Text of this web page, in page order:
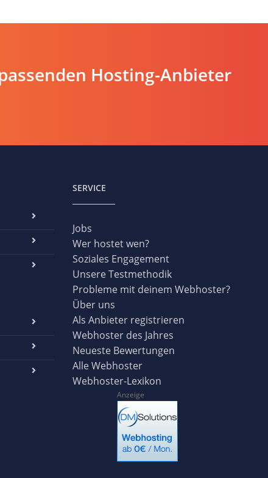
Hosting-Anbieter
SERVICE
Jobs
Wer hostet wen?
Soziales Engagement
Unsere Testmethodik
Probleme mit deinem Webhoster?
Über uns
Als Anbieter registrieren
Webhoster des Jahres
Neueste Bewertungen
Alle Webhoster
Webhoster-Lexikon
Anzeige